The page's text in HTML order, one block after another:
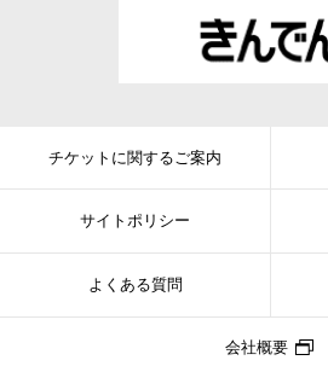
チケットに関するご案内
サイトポリシー
よくある質問
会社概要